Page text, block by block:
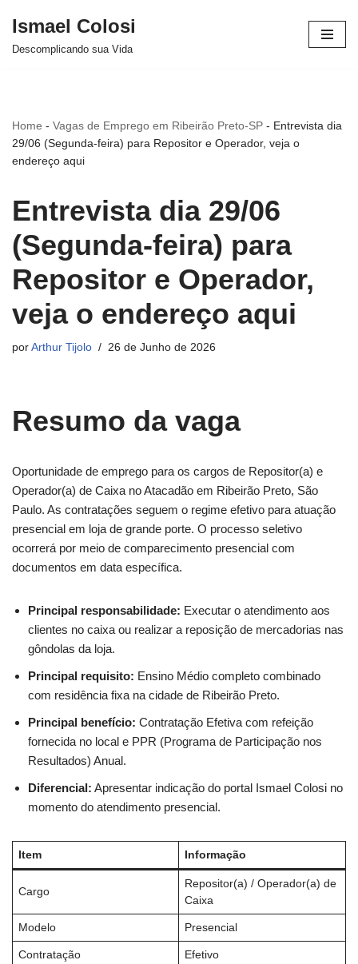
Avançar
Ismael Colosi
Descomplicando sua Vida
Home - Vagas de Emprego em Ribeirão Preto-SP - Entrevista dia
29/06 (Segunda-feira) para Repositor e Operador, veja o
endereço aqui
Entrevista dia 29/06
(Segunda-feira) para
Repositor e Operador,
veja o endereço aqui
por Arthur Tijolo 26 de Junho de 2026
Resumo da vaga
Oportunidade de emprego para os cargos de Repositor(a) e
Operador(a) de Caixa no Atacadão em Ribeirão Preto, São
Paulo. As contratações seguem o regime efetivo para atuação
presencial em loja de grande porte. O processo seletivo
ocorrerá por meio de comparecimento presencial com
documentos em data específica.
Principal responsabilidade: Executar o atendimento aos
clientes no caixa ou realizar a reposição de mercadorias nas
gôndolas da loja.
Principal requisito: Ensino Médio completo combinado
com residência fixa na cidade de Ribeirão Preto.
Principal benefício: Contratação Efetiva com refeição
fornecida no local e PPR (Programa de Participação nos
Resultados) Anual.
Diferencial: Apresentar indicação do portal Ismael Colosi no
momento do atendimento presencial.
Item Informação
Cargo
Repositor(a) / Operador(a) de
Caixa
Modelo Presencial
Contratação Efetivo